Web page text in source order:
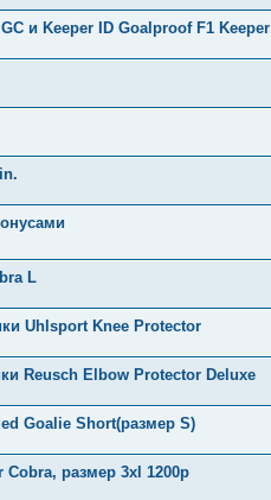
и Keeper ID Goalproof F1 Keeper
L
Uhlsport Knee Protector
Reusch Elbow Protector Deluxe
Goalie Short(размер S)
размер 3xl 1200р